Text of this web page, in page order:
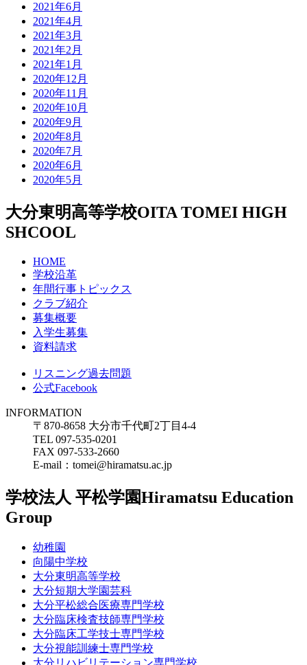
2021年6月
2021年4月
2021年3月
2021年2月
2021年1月
2020年12月
2020年11月
2020年10月
2020年9月
2020年8月
2020年7月
2020年6月
2020年5月
大分東明高等学校OITA TOMEI HIGH
SHCOOL
HOME
学校沿革
年間行事トピックス
クラブ紹介
募集概要
入学生募集
資料請求
リスニング過去問題
公式Facebook
INFORMATION
〒870-8658 大分市千代町2丁目4-4
TEL 097-535-0201
FAX 097-533-2660
E-mail：tomei@hiramatsu.ac.jp
学校法人 平松学園Hiramatsu Education
Group
幼稚園
向陽中学校
大分東明高等学校
大分短期大学園芸科
大分平松総合医療専門学校
大分臨床検査技師専門学校
大分臨床工学技士専門学校
大分視能訓練士専門学校
大分リハビリテーション専門学校